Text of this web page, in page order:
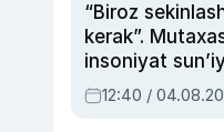
“Biroz
kerak”.
insoniyat
intellektni
olmay
12:40 /